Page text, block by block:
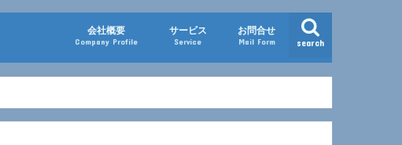
search
会社概要
Company Profile
サービス
Service
お問合せ
Mail Form